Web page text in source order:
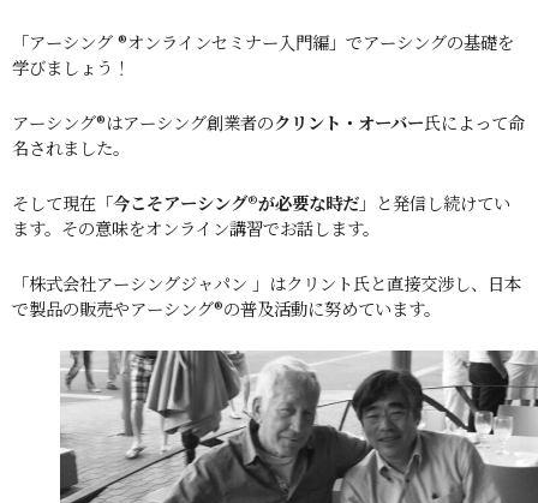
「アーシング ®︎オンラインセミナー入門編」でアーシングの基礎を
学びましょう！
アーシング®︎はアーシング創業者のクリント・オーバー氏によって命
名されました。
そして現在 「今こそアーシング®が必要な時だ」 と発信し続けてい
ます。その意味をオンライン講習でお話します。
「株式会社アーシングジャパン 」はクリント氏と直接交渉し、日本
で製品の販売やアーシング®︎の普及活動に努めています。